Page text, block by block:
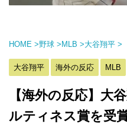
HOME >野球 > MLB >大谷翔平 >
大谷翔平 海外の反応 MLB
【海外の反応】大
ルティネス賞を受